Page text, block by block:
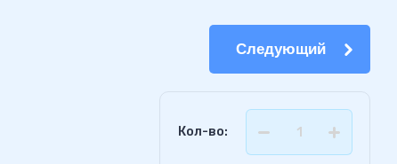
Следующий
Кол-во: